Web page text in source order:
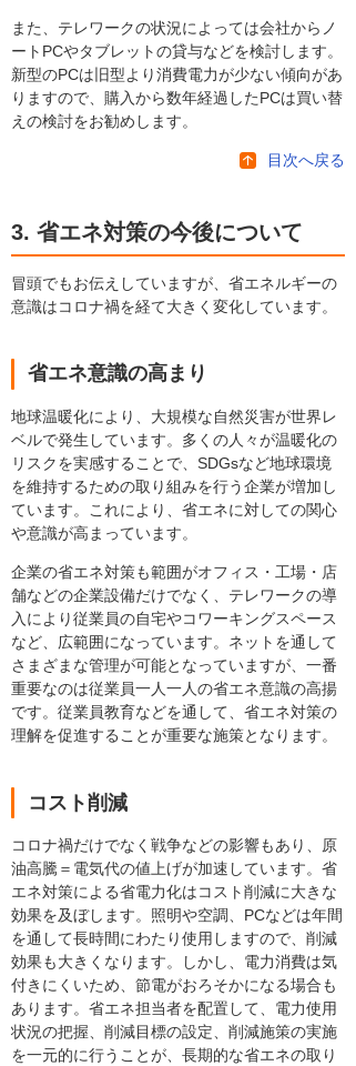
また、テレワークの状況によっては会社からノ
ートPCやタブレットの貸与などを検討します。
新型のPCは旧型より消費電力が少ない傾向があ
りますので、購入から数年経過したPCは買い替
えの検討をお勧めします。
目次へ戻る
3. 省エネ対策の今後について
冒頭でもお伝えしていますが、省エネルギーの
意識はコロナ禍を経て大きく変化しています。
省エネ意識の高まり
地球温暖化により、大規模な自然災害が世界レ
ベルで発生しています。多くの人々が温暖化の
リスクを実感することで、SDGsなど地球環境
を維持するための取り組みを行う企業が増加し
ています。これにより、省エネに対しての関心
や意識が高まっています。
企業の省エネ対策も範囲がオフィス・工場・店
舗などの企業設備だけでなく、テレワークの導
入により従業員の自宅やコワーキングスペース
など、広範囲になっています。ネットを通して
さまざまな管理が可能となっていますが、一番
重要なのは従業員一人一人の省エネ意識の高揚
です。従業員教育などを通して、省エネ対策の
理解を促進することが重要な施策となります。
コスト削減
コロナ禍だけでなく戦争などの影響もあり、原
油高騰＝電気代の値上げが加速しています。省
エネ対策による省電力化はコスト削減に大きな
効果を及ぼします。照明や空調、PCなどは年間
を通して長時間にわたり使用しますので、削減
効果も大きくなります。しかし、電力消費は気
付きにくいため、節電がおろそかになる場合も
あります。省エネ担当者を配置して、電力使用
状況の把握、削減目標の設定、削減施策の実施
を一元的に行うことが、長期的な省エネの取り